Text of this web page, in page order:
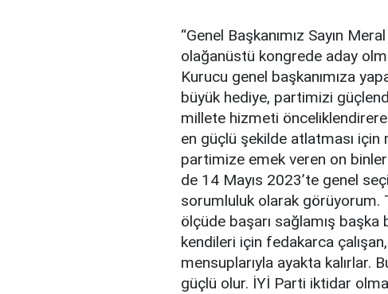
“Genel Başkanımız Sayın
olağanüstü kongrede aday
Kurucu genel başkanımıza
büyük hediye, partimizi
millete hizmeti
en güçlü şekilde atlatması
partimize emek veren on
de 14 Mayıs 2023’te genel
sorumluluk olarak görüyorum.
ölçüde başarı sağlamış
kendileri için fedakarca
mensuplarıyla ayakta kalırlar.
güçlü olur. İYİ Parti iktidar